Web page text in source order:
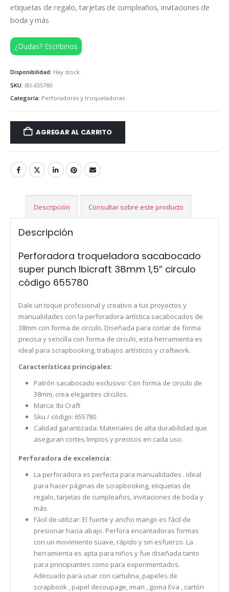
etiquetas de regalo, tarjetas de cumpleaños, invitaciones de
boda y más
¿Dudas? Escribinos
Disponibilidad: Hay stock
SKU: IBI-655780
Categoría: Perforadoras y troqueladoras
AGREGAR AL CARRITO
Descripción Consultar sobre este producto
Descripción
Perforadora troqueladora sacabocado
super punch Ibicraft 38mm 1,5″ circulo
código 655780
Dale un toque profesional y creativo a tus proyectos y
manualidades con la perforadora artística sacabocados de
38mm con forma de circulo. Diseñada para cortar de forma
precisa y sencilla con forma de circulo, esta herramienta es
ideal para scrapbooking, trabajos artísticos y craftwork.
Características principales:
Patrón sacabocado exclusivo: Con forma de circulo de
38mm, crea elegantes círculos.
Marca: Ibi Craft
Sku / código: 655780
Calidad garantizada: Materiales de alta durabilidad que
aseguran cortes limpios y precisos en cada uso.
Perforadora de excelencia:
La perforadora es perfecta para manualidades . Ideal
para hacer páginas de scrapbooking, etiquetas de
regalo, tarjetas de cumpleaños, invitaciones de boda y
más
Fácil de utilizar: El fuerte y ancho mango es fácil de
presionar hacia abajo. Perfora encantadoras formas
con un movimiento suave, rápido y sin esfuerzo. La
herramienta es apta para niños y fue diseñada tanto
para principiantes como para experimentados.
Adecuado para usar con cartulina, papeles de
scrapbook , papel decoupage, iman , goma Eva , cartón